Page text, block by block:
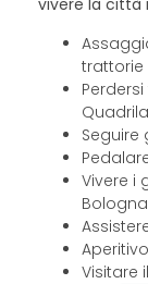
vivere la città
trattorie
Seguire
Vivere i
Bologna
Visitare